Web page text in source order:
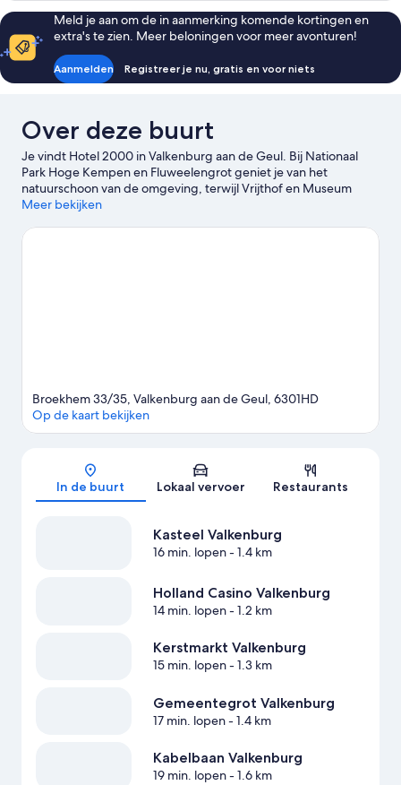
Meld je aan om de in aanmerking komende kortingen en
extra's te zien. Meer beloningen voor meer avonturen!
Aanmelden Registreer je nu, gratis en voor niets
Over deze buurt
Je vindt Hotel 2000 in Valkenburg aan de Geul. Bij Nationaal
Park Hoge Kempen en Fluweelengrot geniet je van het
natuurschoon van de omgeving, terwijl Vrijthof en Museum
Land van Valkenburg hier twee van de culturele hoogtepunten
wedstrijd genieten? Bekijk wat De Geusselt of Yogaplace
Meer bekijken
Kaart
Broekhem 33/35, Valkenburg aan de Geul, 6301HD
Op de kaart bekijken
In de buurt Lokaal vervoer Restaurants
Kasteel Valkenburg
16 min. lopen- 1.4 km
Holland Casino Valkenburg
14 min. lopen- 1.2 km
Kerstmarkt Valkenburg
15 min. lopen- 1.3 km
Gemeentegrot Valkenburg
17 min. lopen- 1.4 km
Kabelbaan Valkenburg
19 min. lopen- 1.6 km